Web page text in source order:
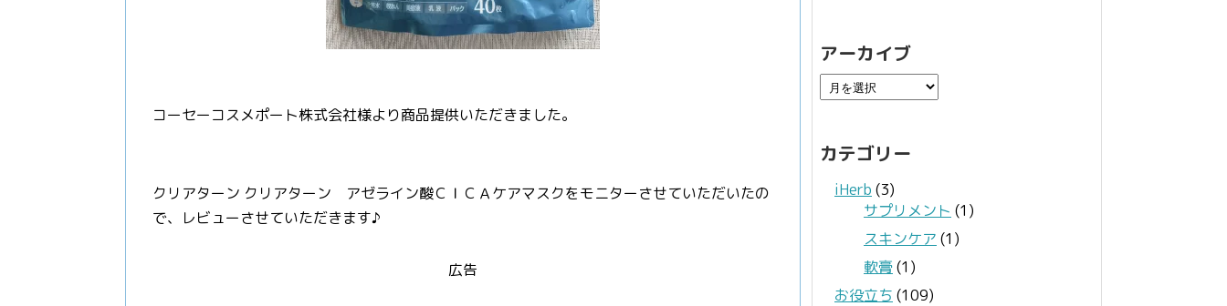
コーセーコスメポート株式会社様より商品提供いただきました。
クリアターン クリアターン アゼライン酸ＣＩＣＡケアマスクをモニターさせていただいたの
で、レビューさせていただきます♪
広告
アーカイブ
カテゴリー
iHerb (3)
サプリメント (1)
スキンケア (1)
軟膏(1)
お役立ち (109)